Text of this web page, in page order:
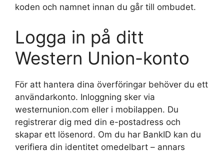
koden och namnet innan du går till ombudet.
Logga in på ditt
Western Union-konto
För att hantera dina överföringar behöver du ett
användarkonto. Inloggning sker via
westernunion.com eller i mobilappen. Du
registrerar dig med din e-postadress och
skapar ett lösenord. Om du har BankID kan du
verifiera din identitet omedelbart – annars